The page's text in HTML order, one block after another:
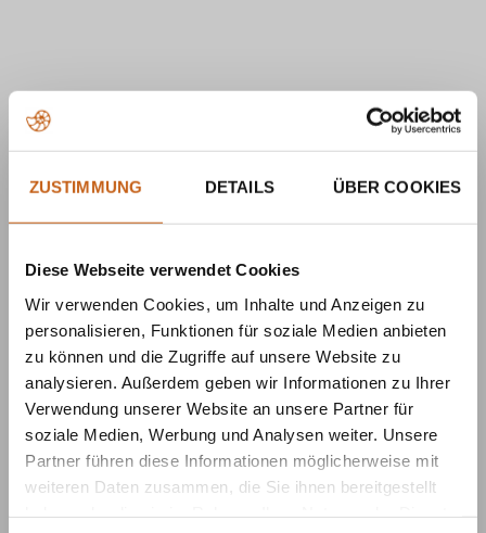
ZUSTIMMUNG DETAILS ÜBER COOKIES
Diese Webseite verwendet Cookies
Wir verwenden Cookies, um Inhalte und Anzeigen zu
personalisieren, Funktionen für soziale Medien anbieten
zu können und die Zugriffe auf unsere Website zu
analysieren. Außerdem geben wir Informationen zu Ihrer
Verwendung unserer Website an unsere Partner für
soziale Medien, Werbung und Analysen weiter. Unsere
Partner führen diese Informationen möglicherweise mit
weiteren Daten zusammen, die Sie ihnen bereitgestellt